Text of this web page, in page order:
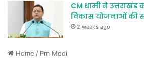
Home / Pm Modi
CM धामी ने उत्तराखंड
विकास योजनाओं की
2 weeks ago